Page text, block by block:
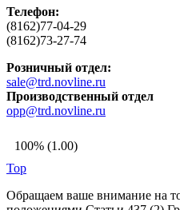
Телефон:
(8162)77-04-29
(8162)73-27-74
Розничный отдел:
sale@trd.novline.ru
Производственный отдел
opp@trd.novline.ru
100% (1.00)
Top
Обращаем ваше внимание на